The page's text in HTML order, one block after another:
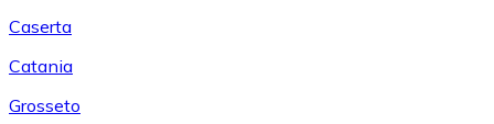
Caserta
Catania
Grosseto